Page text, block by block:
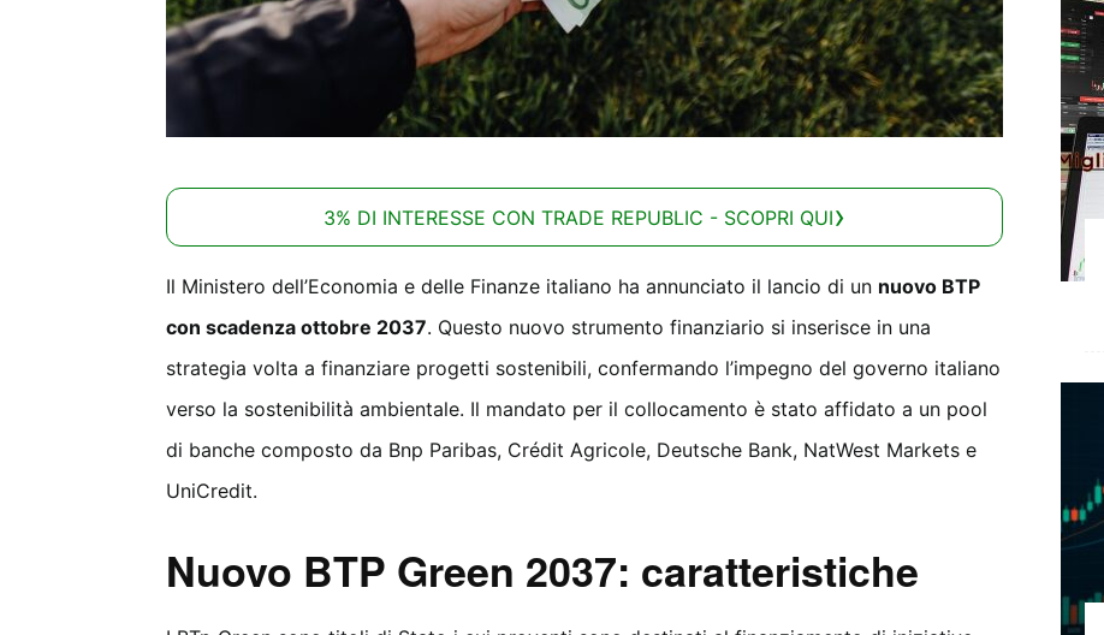
3% DI INTERESSE CON TRADE REPUBLIC - SCOPRI QUI
Il Ministero dell’Economia e delle Finanze italiano ha annunciato il lancio di un nuovo BTP
con scadenza ottobre 2037. Questo nuovo strumento finanziario si inserisce in una
strategia volta a finanziare progetti sostenibili, confermando l’impegno del governo italiano
verso la sostenibilità ambientale. Il mandato per il collocamento è stato affidato a un pool
di banche composto da Bnp Paribas, Crédit Agricole, Deutsche Bank, NatWest Markets e
UniCredit.
Nuovo BTP Green 2037: caratteristiche